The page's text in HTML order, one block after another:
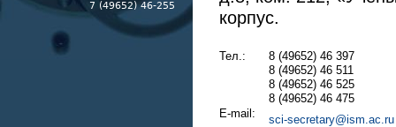
7 (49652) 46-255
корпус.
Тел.:
8 (49652) 46 397
8 (49652) 46 511
8 (49652) 46 525
8 (49652) 46 475
E-mail:
sci-secretary@ism.ac.ru